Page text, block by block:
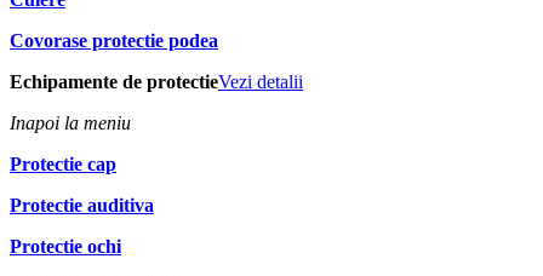
Covorase protectie podea
Echipamente de protectieVezi detalii
Inapoi la meniu
Protectie cap
Protectie auditiva
Protectie ochi